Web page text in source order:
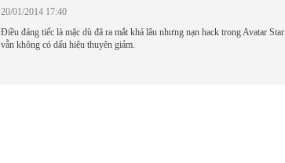
20/01/2014 17:40
Điều đáng tiếc là mặc dù đã ra mắt khá lâu nhưng nạn hack trong Avatar Star
vẫn không có dấu hiệu thuyên giảm.